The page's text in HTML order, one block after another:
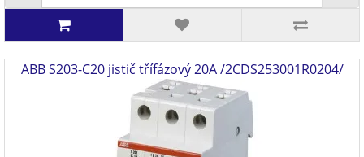
ABB S203-C20 jistič třífázový 20A /2CDS253001R0204/